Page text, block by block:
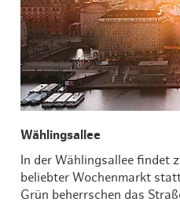
Wählingsallee
In der Wählingsallee findet
beliebter Wochenmarkt
Grün beherrschen das